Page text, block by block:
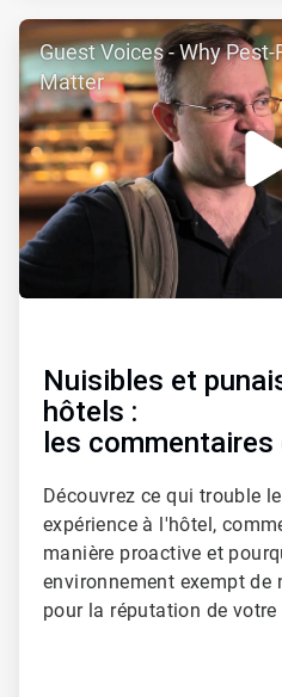
ArticleTile
2
4
Guest Voices - Why
Matter
Nuisibles et
hôtels :
les
Découvrez ce qui trouble
expérience à l'hôtel,
manière proactive et
environnement exempt de
pour la réputation de votre